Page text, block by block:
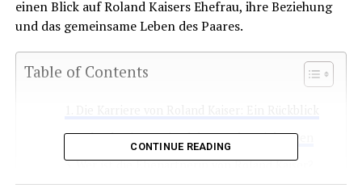
einen Blick auf Roland Kaisers Ehefrau, ihre Beziehung
und das gemeinsame Leben des Paares.
Table of Contents
Roland Kaiser: Privatleben und Beziehungen
Wer ist die Ehepartnerin von Roland Kaiser?
CONTINUE READING